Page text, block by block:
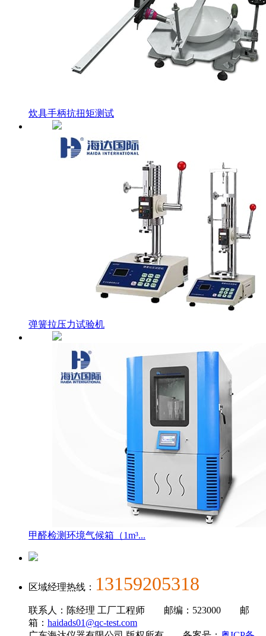
炊具手柄抗扭矩测试
弹簧拉压力试验机
甲醛检测环境气候箱（1m³...
区域经理热线： 13159205318
联系人：陈经理 工厂工程师 邮编：523000 邮
箱： haidads01@qc-test.com